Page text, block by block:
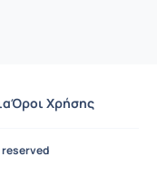
Όροι Χρήσης